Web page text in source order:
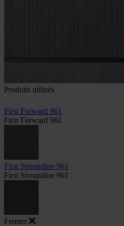
Produits utilisés
First Forward 961
First Forward 961
First Streamline 961
First Streamline 961
Fermer